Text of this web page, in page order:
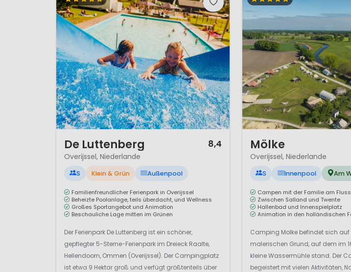
De Luttenberg 8,4
Overijssel, Niederlande
S Klein & Grün Außenpool
Familienfreundlicher Ferienpark in Overijssel
Beheizte Poolanlage, teils überdacht, und Wellness
Großes Sportangebot und Animation
Beschauliche Lage mitten im Grünen
Der Ferienpark De Luttenberg ist ein schöner,
gepflegter 5-Sterne-Ferienpark im Dreieck Raalte,
Hellendoorn, Ommen (Overijssel). Der Campingplatz
ist etwa 9 Hektar groß und verfügt größtenteils über
Mölke
Overijssel, Niederlande
S Innenpool Am
Campen mit der Familie am
Zwischen Salland und Twente
Hallenbad und Innenspielplatz
Animation in den holländischen
Camping Molke befindet sich auf
malerischen Grund, auf dem im
kleine Wassermühle stand. Der
begeistert mit vielen Aktivitäten,